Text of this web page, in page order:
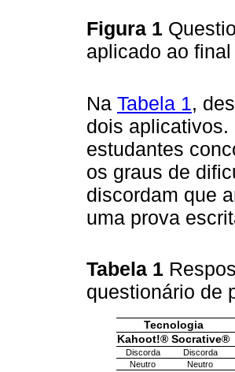
Figura 1
aplicado ao
Na Tabela 1,
dois aplicativos.
estudantes
os graus de
discordam que
uma prova
Tabela 1
questionário de
Tecnologia
Kahoot!® Socrative®
Discorda Discorda
Neutro
Neutro